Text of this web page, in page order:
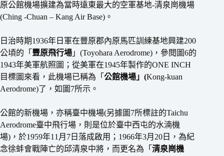
原公館機場擴建為當時遠東最大的空軍基地-清泉崗機場
(Ching -Chuan – Kang Air Base)。
日治時期1936年日軍在豐原郡內原馬匹訓練基地興建200
公頃的「 豐原飛行場 」(Toyohara Aerodrome)，參閱圖6的
1943年美軍航照圖；從美軍在1945年製作的ONE INCH
目標圖來看，此機場已稱為「 公館機場 」(Kong-kuan
Aerodrome)了，如圖7所示。
公館的新機場，亦稱臺中機場(另據圖7所標註的Taichu
Aerodrome臺中飛行場，則是位於臺中西屯的水湳機
場)，於1959年11月7日落成啟用；1966年3月20日，為紀
念徐蚌會戰陣亡的邱清泉中將，而更名為「 清泉崗機